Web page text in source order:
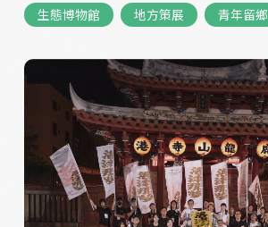
生態博物館 地方策展 青年留鄉